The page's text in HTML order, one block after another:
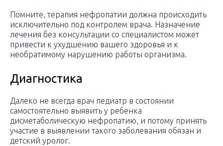
Помните, терапия нефропатии должна происходить
исключительно под контролем врача. Назначение
лечения без консультации со специалистом может
привести к ухудшению вашего здоровья и к
необратимому нарушению работы организма.
Диагностика
Далеко не всегда врач педиатр в состоянии
самостоятельно выявить у ребенка
дисметаболическую нефропатию, и потому принять
участие в выявлении такого заболевания обязан и
детский уролог.